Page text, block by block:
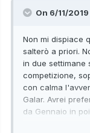
On 6/11/2019
Non mi dispiace
salterò a priori.
in due settimane
competizione,
con calma
Galar. Avrei
da Gennaio in